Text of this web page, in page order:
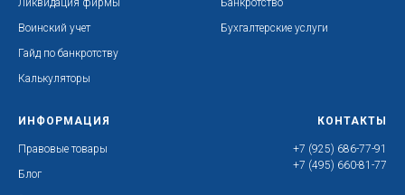
Ликвидация фирмы
Воинский учет
Гайд по банкротству
Калькуляторы
Банкротство
Бухгалтерские услуги
ИНФОРМАЦИЯ
Правовые товары
Блог
КОНТАКТЫ
+7 (925) 686-77-91
+7 (495) 660-81-77